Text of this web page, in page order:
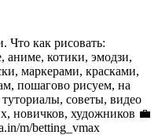
Что как рисовать:
аниме, котики, эмодзи,
маркерами, красками,
пошагово рисуем, на
советы, видео
новичков, художников 💼
m/betting_vmax